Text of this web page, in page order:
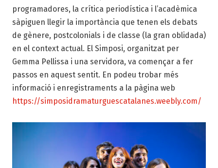
programadores, la crítica periodística i l’acadèmica
sàpiguen llegir la importància que tenen els debats
de gènere, postcolonials i de classe (la gran oblidada)
en el context actual. El Simposi, organitzat per
Gemma Pellissa i una servidora, va començar a fer
passos en aquest sentit. En podeu trobar més
informació i enregistraments a la pàgina web
https://simposidramaturguescatalanes.weebly.com/